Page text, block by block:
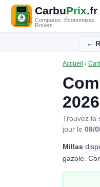
CarbuPrix.fr
Comparez. Économisez.
Roulez.
←
Accueil ›
2026
Trouvez la
jour le 08/
Millas
gazole.